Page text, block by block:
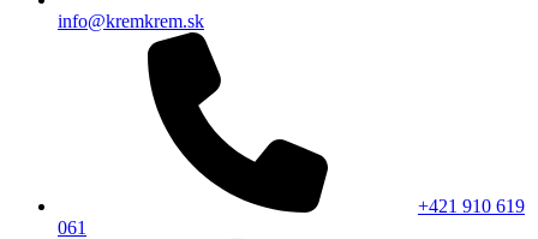
info@kremkrem.sk
+421 910 619
061